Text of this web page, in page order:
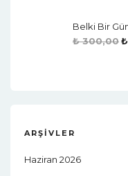
Belki Bir
₺300,00₺
ARŞIVLER
Haziran 2026